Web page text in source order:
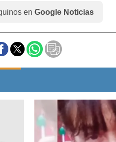
en Google Noticias